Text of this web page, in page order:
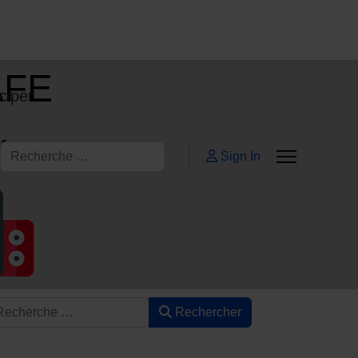
Rechercher Sign In
Rechercher